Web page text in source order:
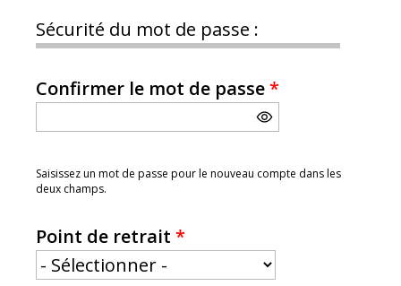
Sécurité du mot de passe :
Confirmer le mot de passe*
Saisissez un mot de passe pour le nouveau compte dans les
deux champs.
Point de retrait *